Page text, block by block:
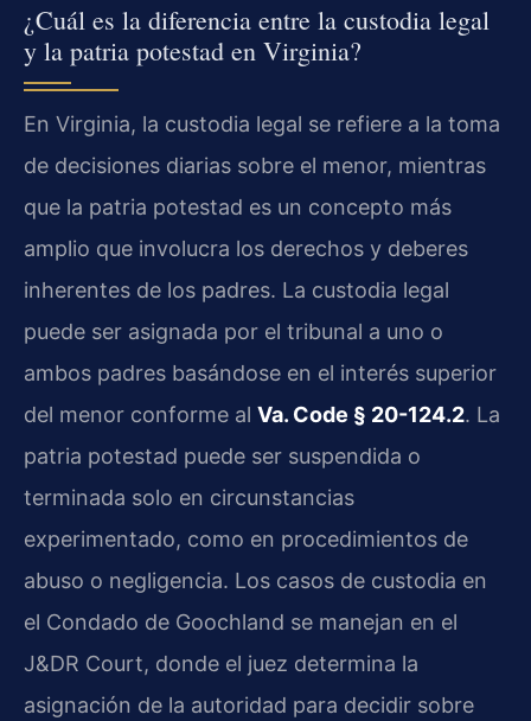
¿Cuál es la diferencia entre la custodia legal
y la patria potestad en Virginia?
En Virginia, la custodia legal se refiere a la toma
de decisiones diarias sobre el menor, mientras
que la patria potestad es un concepto más
amplio que involucra los derechos y deberes
inherentes de los padres. La custodia legal
puede ser asignada por el tribunal a uno o
ambos padres basándose en el interés superior
del menor conforme al Va. Code § 20-124.2. La
patria potestad puede ser suspendida o
terminada solo en circunstancias
experimentado, como en procedimientos de
abuso o negligencia. Los casos de custodia en
el Condado de Goochland se manejan en el
J&DR Court, donde el juez determina la
asignación de la autoridad para decidir sobre